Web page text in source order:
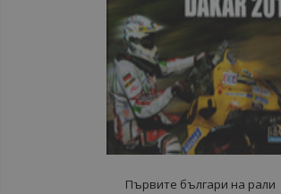
Първите българи на рали